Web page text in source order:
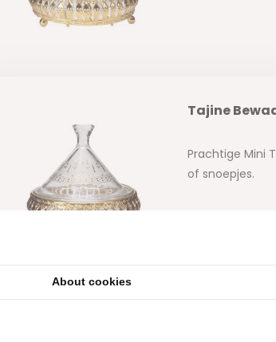
Tajine
Prachtige Mini
of snoepjes.
About cookies